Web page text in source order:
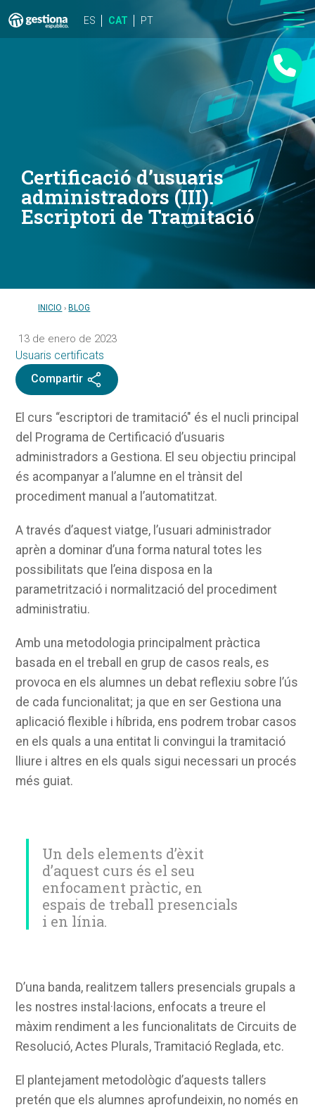
ES CAT PT
Certificació d’usuaris
administradors (III).
Escriptori de Tramitació
INICIO BLOG
13 de enero de 2023
Usuaris certificats
Compartir
El curs “escriptori de tramitació" és el nucli principal
del Programa de Certificació d’usuaris
administradors a Gestiona. El seu objectiu principal
és acompanyar a l’alumne en el trànsit del
procediment manual a l’automatitzat.
A través d’aquest viatge, l’usuari administrador
aprèn a dominar d’una forma natural totes les
possibilitats que l’eina disposa en la
parametrització i normalització del procediment
administratiu.
Amb una metodologia principalment pràctica
basada en el treball en grup de casos reals, es
provoca en els alumnes un debat reflexiu sobre l’ús
de cada funcionalitat; ja que en ser Gestiona una
aplicació flexible i híbrida, ens podrem trobar casos
en els quals a una entitat li convingui la tramitació
lliure i altres en els quals sigui necessari un procés
més guiat.
Un dels elements d’èxit
d’aquest curs és el seu
enfocament pràctic, en
espais de treball presencials
i en línia.
D’una banda, realitzem tallers presencials grupals a
les nostres instal·lacions, enfocats a treure el
màxim rendiment a les funcionalitats de Circuits de
Resolució, Actes Plurals, Tramitació Reglada, etc.
El plantejament metodològic d’aquests tallers
pretén que els alumnes aprofundeixin, no només en